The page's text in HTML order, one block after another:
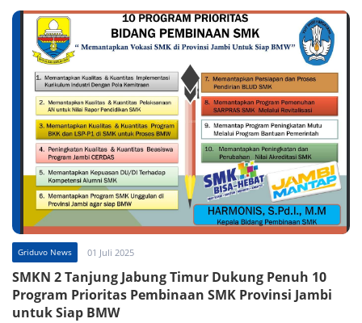
Griduvo News 01 Juli 2025
SMKN 2 Tanjung Jabung Timur Dukung Penuh 10
Program Prioritas Pembinaan SMK Provinsi Jambi
untuk Siap BMW